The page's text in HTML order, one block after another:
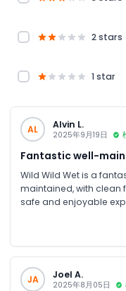
2 stars
1 star
AL Alvin L.
2025年9月19日
Fantastic well-
Wild Wild Wet is a
maintained, with clean
safe and enjoyable
JA Joel A.
2025年8月05日